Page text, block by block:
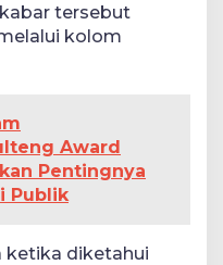
tersebut
kolom
Award
Pentingnya
Publik
ketika diketahui